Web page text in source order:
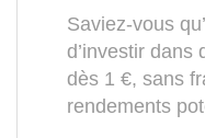
Saviez-vous
d’investir dans
dès 1 €, sans
rendements